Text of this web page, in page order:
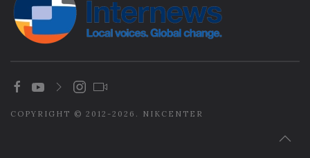
COPYRIGHT © 2012-2026. NIKCENTER